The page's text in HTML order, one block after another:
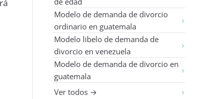
Modelo de demanda de divorcio
ordinario en guatemala
Modelo libelo de demanda de
divorcio en venezuela
Modelo de demanda de divorcio en
guatemala
Ver todos →